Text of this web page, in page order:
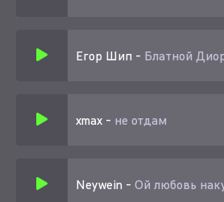
Егор Шип - Блатной
xmax - не отдам
Neywein - Ой любовь